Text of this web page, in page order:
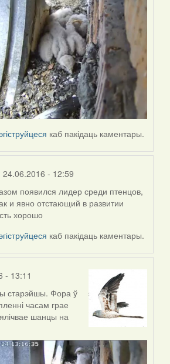
каб пакідаць каментары.
- 12:59
появился лидер среди птенцов,
и явно отстающий в развитии
хорошо
каб пакідаць каментары.
- 13:11
старэйшы. Фора ў
часам грае
шанцы на